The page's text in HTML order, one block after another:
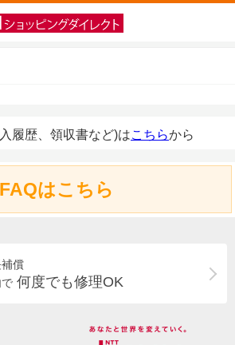
履歴、領収書など)はこちらから
FAQはこちら
償
何度でも修理OK